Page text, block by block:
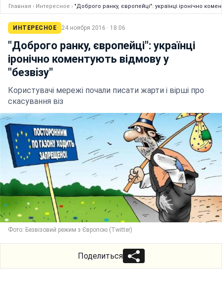
Главная › Интересное › "Доброго ранку, європейці": українці іронічно
ИНТЕРЕСНОЕ 24 ноября 2016 · 18:06
"Доброго ранку, європейці": українці
іронічно коментують відмову у
"безвiзу"
Користувачі мережі почали писати жарти і вірші про
скасування віз
Фото: Безвізовий режим з Європою (Twitter)
Поделиться